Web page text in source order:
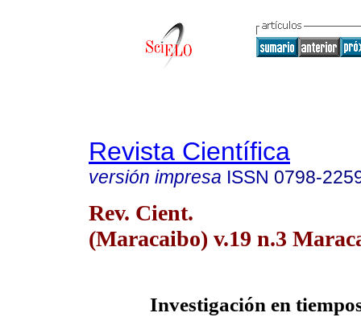
Revista Científica
versión impresa ISSN 0798-
Rev. Cient.
(Maracaibo) v.19 n.3
Investigación en